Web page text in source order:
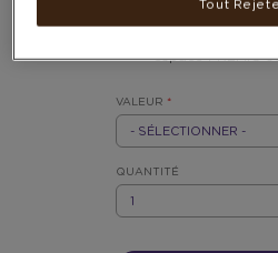
« Mon
espace PREMIO
VALEUR *
5
QUANTITÉ
Tout